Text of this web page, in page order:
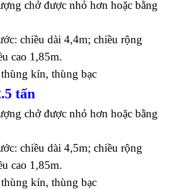
chở được nhỏ hơn hoặc bằng
chiều dài 4,4m; chiều rộng
cao 1,85m.
kín, thùng bạc
tấn
chở được nhỏ hơn hoặc bằng
chiều dài 4,5m; chiều rộng
cao 1,85m.
kín, thùng bạc